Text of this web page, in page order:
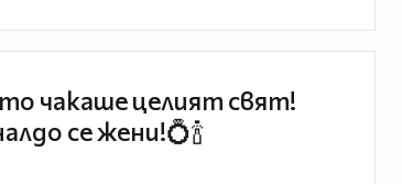
чакаше целият свят!
се жени!💍🍾